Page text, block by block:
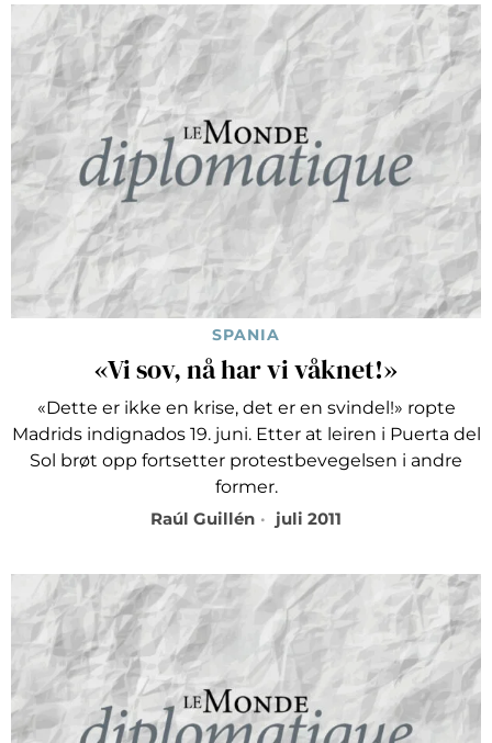
SPANIA
«Vi sov, nå har vi våknet!»
«Dette er ikke en krise, det er en svindel!» ropte
Madrids indignados 19. juni. Etter at leiren i Puerta del
Sol brøt opp fortsetter protestbevegelsen i andre
former.
Raúl Guillén
juli 2011